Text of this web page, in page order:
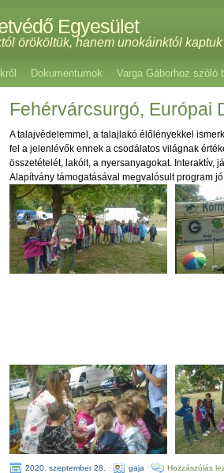
Egyesület
örököltük, hanem unokáinktól
Dokumentumok Varga Gáborhoz szóló
Fehérvárcsurgó, Európai
A talajvédelemmel, a talajlakó élőlényekkel
fel a jelenlévők ennek a csodálatos világnak
összetételét, lakóit, a nyersanyagokat. Interaktív,
Alapítvány támogatásával megvalósult program
2020. szeptember 28. · gaja ·
Hozzászólás